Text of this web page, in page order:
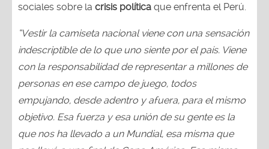
sociales sobre la crisis política que enfrenta el Perú.
“Vestir la camiseta nacional viene con una sensación
indescriptible de lo que uno siente por el país. Viene
con la responsabilidad de representar a millones de
personas en ese campo de juego, todos
empujando, desde adentro y afuera, para el mismo
objetivo. Esa fuerza y esa unión de su gente es la
que nos ha llevado a un Mundial, esa misma que